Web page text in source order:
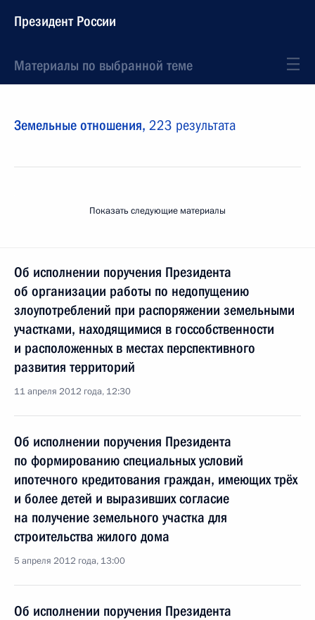
Президент России
Материалы по выбранной теме
Земельные отношения, 223 результата
Показать следующие материалы
Об исполнении поручения Президента
об организации работы по недопущению
злоупотреблений при распоряжении земельными
участками, находящимися в госсобственности
и расположенных в местах перспективного
развития территорий
11 апреля 2012 года, 12:30
Об исполнении поручения Президента
по формированию специальных условий
ипотечного кредитования граждан, имеющих трёх
и более детей и выразивших согласие
на получение земельного участка для
строительства жилого дома
5 апреля 2012 года, 13:00
Об исполнении поручения Президента